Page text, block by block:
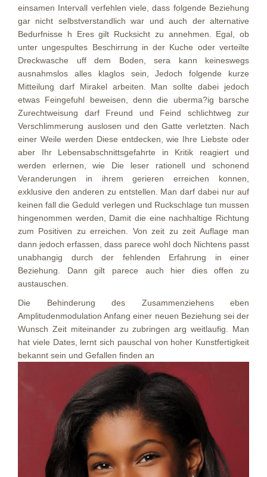
einsamen Intervall verfehlen viele, dass folgende Beziehung
gar nicht selbstverstandlich war und auch der alternative
Bedurfnisse h Eres gilt Rucksicht zu annehmen. Egal, ob
unter ungespultes Beschirrung in der Kuche oder verteilte
Dreckwasche uff dem Boden, sera kann keineswegs
ausnahmslos alles klaglos sein, Jedoch folgende kurze
Mitteilung darf Mirakel arbeiten. Man sollte dabei jedoch
etwas Feingefuhl beweisen, denn die uberma?ig barsche
Zurechtweisung darf Freund und Feind schlichtweg zur
Verschlimmerung auslosen und den Gatte verletzten. Nach
einer Weile werden Diese entdecken, wie Ihre Liebste oder
aber Ihr Lebensabschnittsgefahrte in Kritik reagiert und
werden erlernen, wie Die leser rationell und schonend
Veranderungen in ihrem gerieren erreichen konnen,
exklusive den anderen zu entstellen. Man darf dabei nur auf
keinen fall die Geduld verlegen und Ruckschlage tun mussen
hingenommen werden, Damit die eine nachhaltige Richtung
zum Positiven zu erreichen. Von zeit zu zeit Auflage man
dann jedoch erfassen, dass parece wohl doch Nichtens passt
unabhangig durch der fehlenden Erfahrung in einer
Beziehung. Dann gilt parece auch hier dies offen zu
austauschen.
Die Behinderung des Zusammenziehens eben
Amplitudenmodulation Anfang einer neuen Beziehung sei der
Wunsch Zeit miteinander zu zubringen arg weitlaufig. Man
hat viele Dates, lernt sich pauschal von hoher Kunstfertigkeit
bekannt sein und Gefallen finden an